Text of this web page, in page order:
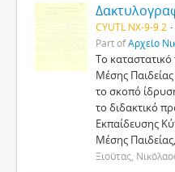
CYUTL NX-9-9.2
Part ofΑρχείο
Το
Μέσης Παιδείας
το σκοπό
το διδακτικό
Εκπαίδευσης
Μέσης
Ξιούτας,